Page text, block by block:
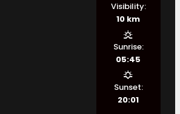
Visibility:
10 km
Sunrise:
05:45
Sunset:
20:01